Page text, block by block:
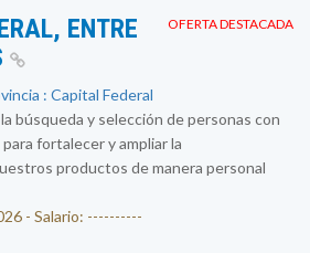
OFERTA DESTACADA
ENTRE
: Capital Federal
búsqueda y selección de personas con
fortalecer y ampliar la
productos de manera personal
- Salario: ----------